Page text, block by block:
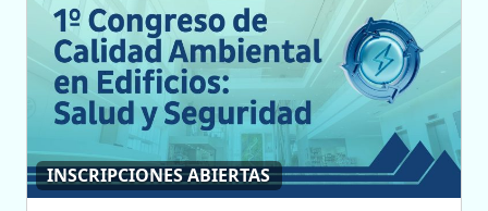
INSCRIPCIONES ABIERTAS